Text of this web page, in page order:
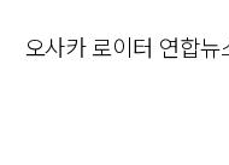
오사카 로이터 연합뉴